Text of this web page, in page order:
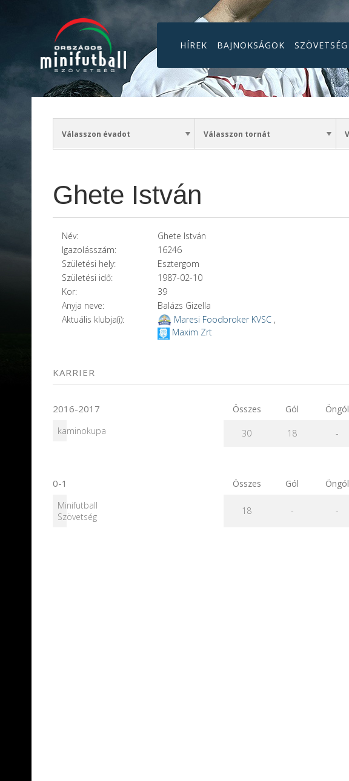
HÍREK BAJNOKSÁGOK SZÖVETSÉG
Ghete István
Név:
Ghete István
Igazolásszám:
16246
Születési hely:
Esztergom
Születési idő:
1987-02-10
Kor:
39
Anyja neve:
Balázs Gizella
Aktuális klubja(i):
Maresi Foodbroker KVSC,
Maxim Zrt
KARRIER
2016-2017 Összes Gól Öngól
kaminokupa
30 18 -
0-1 Összes Gól Öngól
Minifutball
Szövetség
18 - -